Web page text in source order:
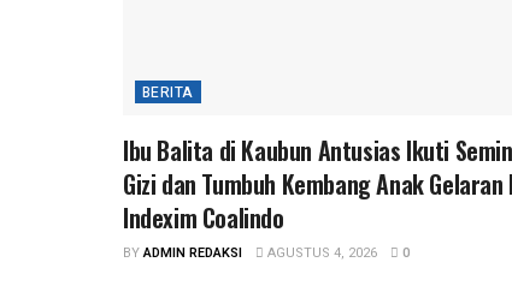
BERITA
Ibu Balita di Kaubun Antusias Ikuti
Gizi dan Tumbuh Kembang Anak Gelaran
Indexim Coalindo
BYADMIN REDAKSI AGUSTUS 4, 2026 0